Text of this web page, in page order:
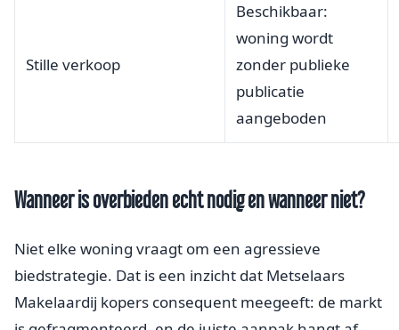
Stille verkoop
Beschikbaar:
woning wordt
zonder publieke
publicatie
aangeboden
Wanneer is overbieden echt nodig en wanneer niet?
Niet elke woning vraagt om een agressieve
biedstrategie. Dat is een inzicht dat Metselaars
Makelaardij kopers consequent meegeeft: de markt